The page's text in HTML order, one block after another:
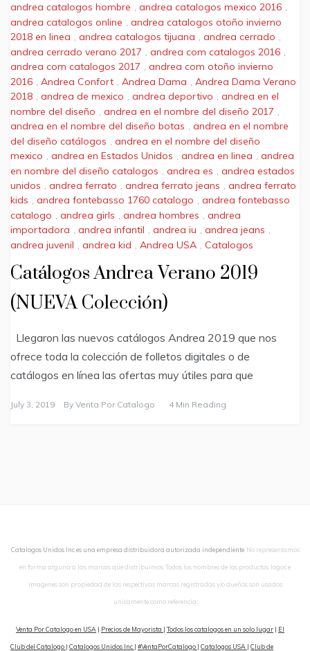
andrea catalogos hombre , andrea catalogos mexico 2016 ,
andrea catalogos online , andrea catalogos otoño invierno
2018 en linea , andrea catalogos tijuana , andrea cerrado ,
andrea cerrado verano 2017 , andrea com catalogos 2016 ,
andrea com catalogos 2017 , andrea com otoño invierno
2016 , Andrea Confort , Andrea Dama , Andrea Dama Verano
2018 , andrea de mexico , andrea deportivo , andrea en el
nombre del diseño
andrea en el nombre del diseño 2017
andrea en el nombre del diseño botas , andrea en el nombre
del diseño catálogos
andrea en el nombre del diseño
mexico , andrea en Estados Unidos , andrea en linea , andrea
en nombre del diseño catalogos
andrea es
andrea estados
unidos , andrea ferrato , andrea ferrato jeans , andrea ferrato
kids , andrea fontebasso 1760 catalogo , andrea fontebasso
catalogo , andrea girls , andrea hombres , andrea
importadora , andrea infantil , andrea iu , andrea jeans ,
andrea juvenil , andrea kid , Andrea USA , Catalogos
Catálogos Andrea Verano 2019
(NUEVA Colección)
Llegaron las nuevos catálogos Andrea 2019 que nos
ofrece toda la colección de folletos digitales o de
catálogos en línea las ofertas muy útiles para que
July 3, 2019 By Venta Por Catalogo 4 Min Reading
Catalogos Unidos Inc es una empresa distribuidora autorizada independiente. No representamos
en forma alguna a las marcas que distribuimos. Todos los nombres de los productos, logos e
imagenes son propiedad de las respectivas marcas registradas y/o dueños son usados
unicamente como referencia.
Venta Por Catalogo en USA | Precios de Mayorista | Todos los catalogos en un solo lugar | El
Club del Catalogo | Catalogos Unidos Inc | #VentaPorCatalogo | Catalogos USA | Club de